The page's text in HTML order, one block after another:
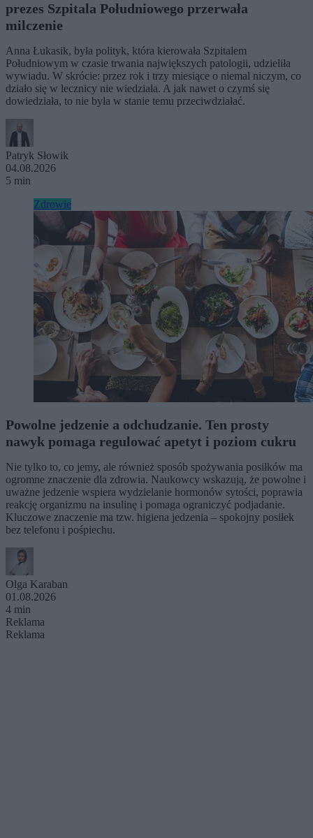
prezes Szpitala Południowego przerwała
milczenie
Anna Łukasik, była polityk, która kierowała Szpitalem
Południowym w czasie trwania największych patologii, udzieliła
wywiadu. W skrócie: przez rok i trzy miesiące o niemal niczym, co
działo się w lecznicy nie wiedziała. A jak nawet o czymś się
dowiedziała, to nie była w stanie temu przeciwdziałać.
Patryk Słowik
04.08.2026
5 min
Zdrowie
Powolne jedzenie a odchudzanie. Ten prosty
nawyk pomaga regulować apetyt i poziom cukru
Nie tylko to, co jemy, ale również sposób spożywania posiłków ma
ogromne znaczenie dla zdrowia. Naukowcy wskazują, że powolne i
uważne jedzenie wspiera wydzielanie hormonów sytości, poprawia
reakcję organizmu na insulinę i pomaga ograniczyć podjadanie.
Kluczowe znaczenie ma tzw. higiena jedzenia – spokojny posiłek
bez telefonu i pośpiechu.
Olga Karaban
01.08.2026
4 min
Reklama
Reklama